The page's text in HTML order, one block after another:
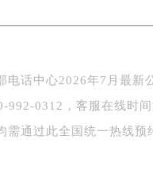
1604室（需提前预约）
华润万象城）17层
室（需提前预约）
电话中心2026年7月最新
992-0312，客服在线时
需通过此全国统一热线预